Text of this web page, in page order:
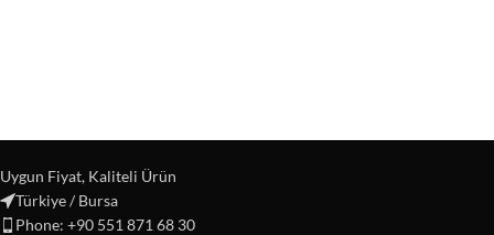
Uygun Fiyat, Kaliteli Ürün
Türkiye / Bursa
Phone: +90 551 871 68 30